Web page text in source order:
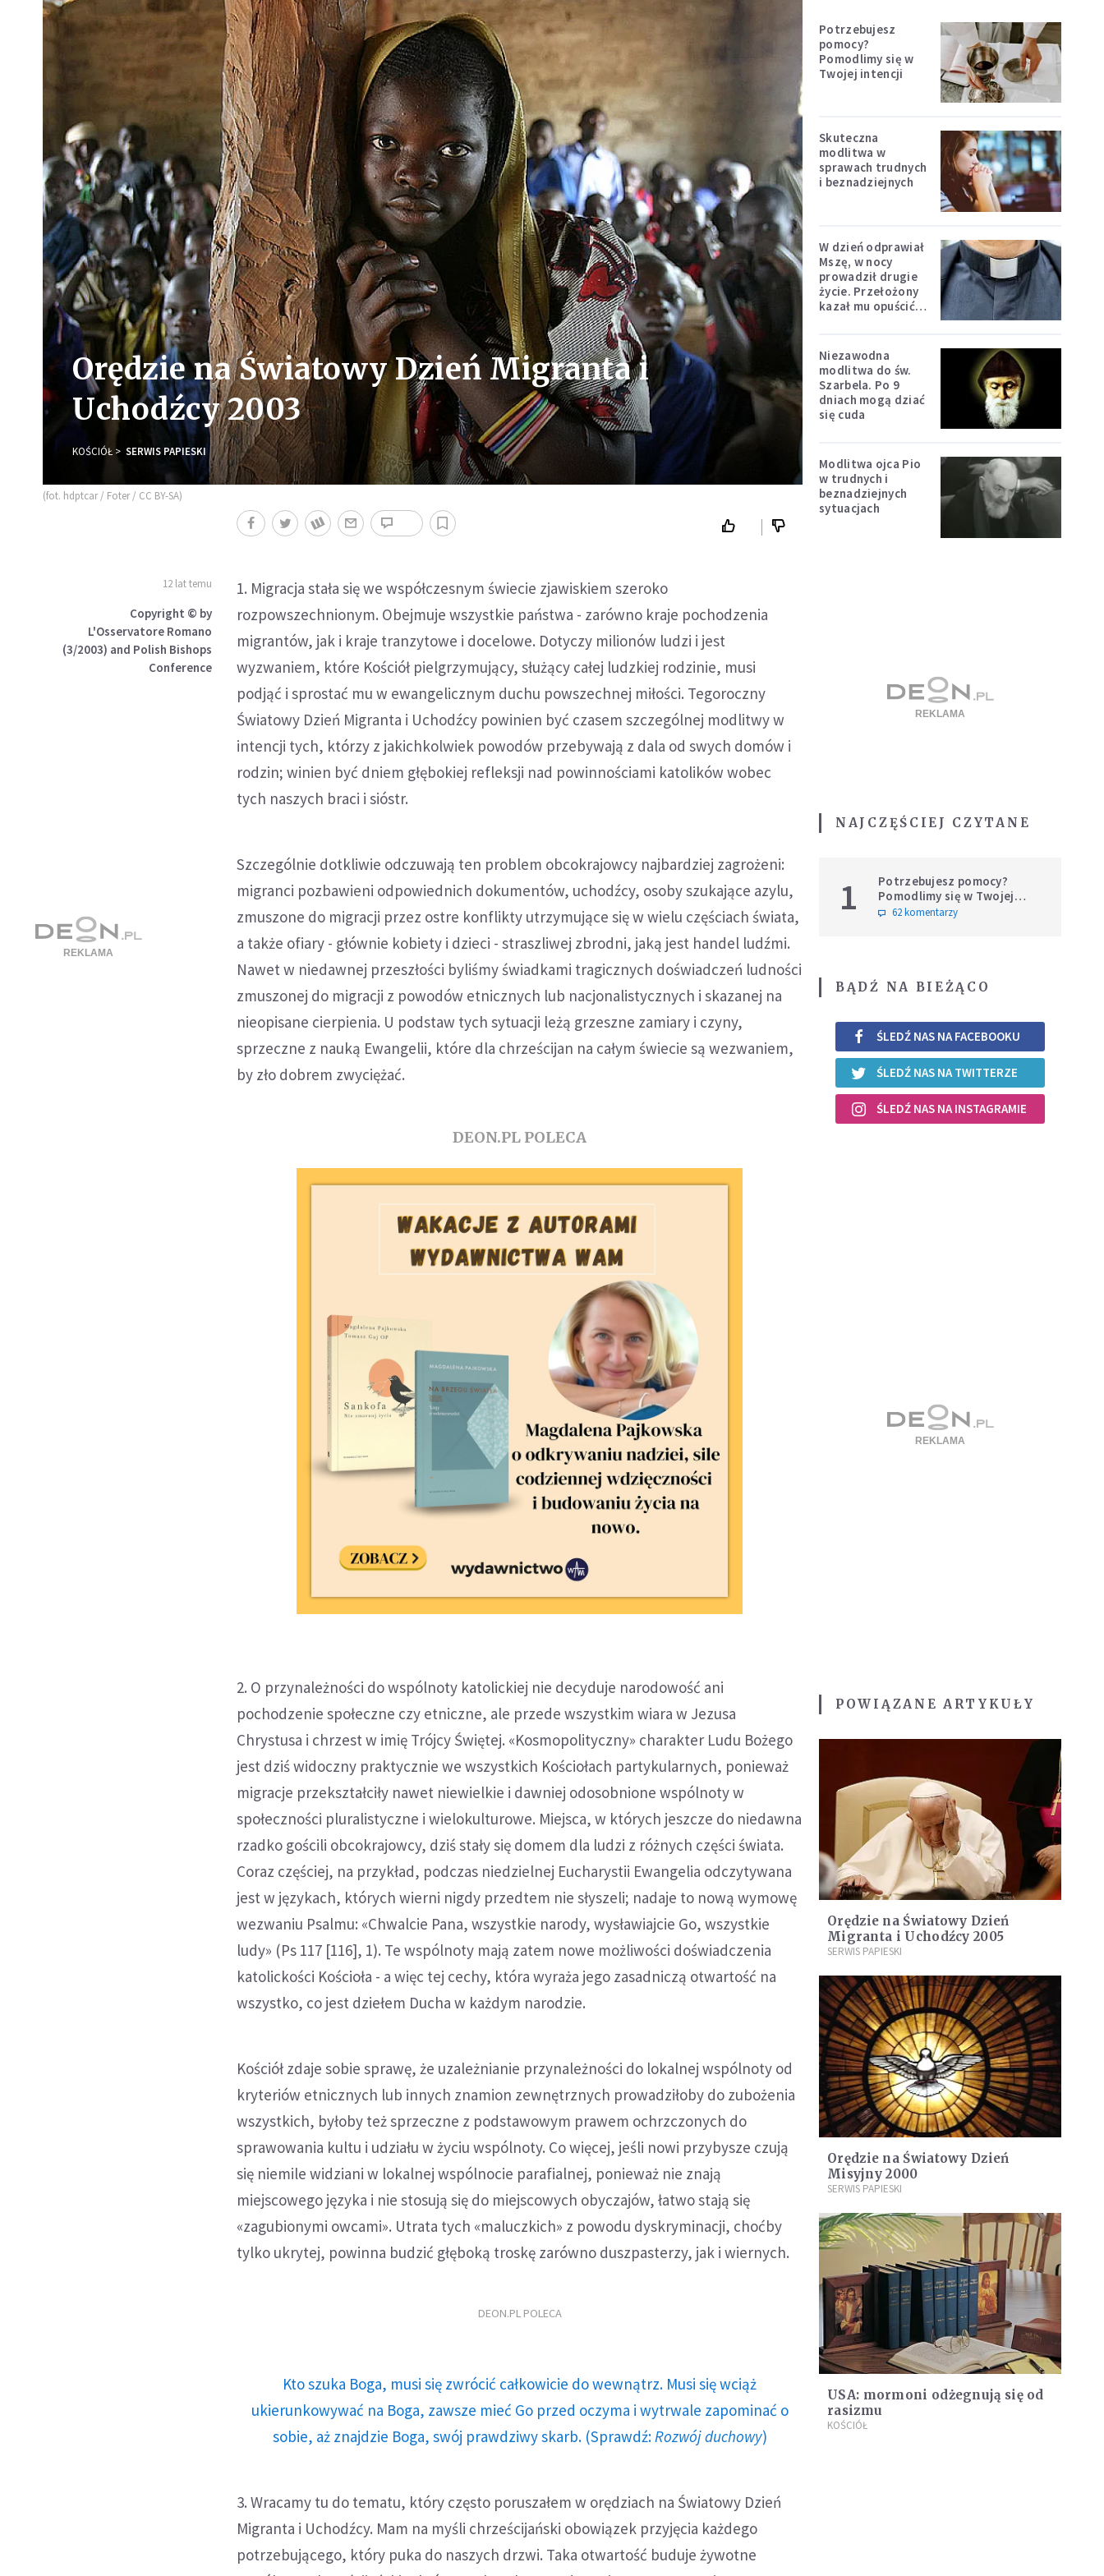
Orędzie na Światowy Dzień Migranta i
Uchodźcy 2003
KOŚCIÓŁ SERWIS PAPIESKI
(fot. hdptcar / Foter / CC BY-SA)
12 lat temu
Copyright © by
L'Osservatore Romano
(3/2003) and Polish Bishops
Conference
1. Migracja stała się we współczesnym świecie zjawiskiem szeroko
rozpowszechnionym. Obejmuje wszystkie państwa - zarówno kraje pochodzenia
migrantów, jak i kraje tranzytowe i docelowe. Dotyczy milionów ludzi i jest
wyzwaniem, które Kościół pielgrzymujący, służący całej ludzkiej rodzinie, musi
podjąć i sprostać mu w ewangelicznym duchu powszechnej miłości. Tegoroczny
Światowy Dzień Migranta i Uchodźcy powinien być czasem szczególnej modlitwy w
intencji tych, którzy z jakichkolwiek powodów przebywają z dala od swych domów i
rodzin; winien być dniem głębokiej refleksji nad powinnościami katolików wobec
tych naszych braci i sióstr.
Szczególnie dotkliwie odczuwają ten problem obcokrajowcy najbardziej zagrożeni:
migranci pozbawieni odpowiednich dokumentów, uchodźcy, osoby szukające azylu,
zmuszone do migracji przez ostre konflikty utrzymujące się w wielu częściach świata,
a także ofiary - głównie kobiety i dzieci - straszliwej zbrodni, jaką jest handel ludźmi.
Nawet w niedawnej przeszłości byliśmy świadkami tragicznych doświadczeń ludności
zmuszonej do migracji z powodów etnicznych lub nacjonalistycznych i skazanej na
nieopisane cierpienia. U podstaw tych sytuacji leżą grzeszne zamiary i czyny,
sprzeczne z nauką Ewangelii, które dla chrześcijan na całym świecie są wezwaniem,
by zło dobrem zwyciężać.
DEON.PL POLECA
2. O przynależności do wspólnoty katolickiej nie decyduje narodowość ani
pochodzenie społeczne czy etniczne, ale przede wszystkim wiara w Jezusa
Chrystusa i chrzest w imię Trójcy Świętej. «Kosmopolityczny» charakter Ludu Bożego
jest dziś widoczny praktycznie we wszystkich Kościołach partykularnych, ponieważ
migracje przekształciły nawet niewielkie i dawniej odosobnione wspólnoty w
społeczności pluralistyczne i wielokulturowe. Miejsca, w których jeszcze do niedawna
rzadko gościli obcokrajowcy, dziś stały się domem dla ludzi z różnych części świata.
Coraz częściej, na przykład, podczas niedzielnej Eucharystii Ewangelia odczytywana
jest w językach, których wierni nigdy przedtem nie słyszeli; nadaje to nową wymowę
wezwaniu Psalmu: «Chwalcie Pana, wszystkie narody, wysławiajcie Go, wszystkie
ludy» (Ps 117 [116], 1). Te wspólnoty mają zatem nowe możliwości doświadczenia
katolickości Kościoła - a więc tej cechy, która wyraża jego zasadniczą otwartość na
wszystko, co jest dziełem Ducha w każdym narodzie.
Kościół zdaje sobie sprawę, że uzależnianie przynależności do lokalnej wspólnoty od
kryteriów etnicznych lub innych znamion zewnętrznych prowadziłoby do zubożenia
wszystkich, byłoby też sprzeczne z podstawowym prawem ochrzczonych do
sprawowania kultu i udziału w życiu wspólnoty. Co więcej, jeśli nowi przybysze czują
się niemile widziani w lokalnej wspólnocie parafialnej, ponieważ nie znają
miejscowego języka i nie stosują się do miejscowych obyczajów, łatwo stają się
«zagubionymi owcami». Utrata tych «maluczkich» z powodu dyskryminacji, choćby
tylko ukrytej, powinna budzić głęboką troskę zarówno duszpasterzy, jak i wiernych.
DEON.PL POLECA
Kto szuka Boga, musi się zwrócić całkowicie do wewnątrz. Musi się wciąż
ukierunkowywać na Boga, zawsze mieć Go przed oczyma i wytrwale zapominać o
sobie, aż znajdzie Boga, swój prawdziwy skarb. (Sprawdź: Rozwój duchowy)
3. Wracamy tu do tematu, który często poruszałem w orędziach na Światowy Dzień
Migranta i Uchodźcy. Mam na myśli chrześcijański obowiązek przyjęcia każdego
potrzebującego, który puka do naszych drzwi. Taka otwartość buduje żywotne
Potrzebujesz
pomocy?
Pomodlimy się w
Twojej intencji
Skuteczna
modlitwa w
sprawach trudnych
i beznadziejnych
W dzień odprawiał
Mszę, w nocy
prowadził drugie
życie. Przełożony
kazał mu opuścić
Niezawodna
modlitwa do św.
Szarbela. Po 9
dniach mogą dziać
się cuda
Modlitwa ojca Pio
w trudnych i
beznadziejnych
sytuacjach
NAJCZĘŚCIEJ CZYTANE
1
Potrzebujesz pomocy?
Pomodlimy się w Twojej
intencji
62 komentarzy
BĄDŹ NA BIEŻĄCO
ŚLEDŹ NAS NA FACEBOOKU
ŚLEDŹ NAS NA TWITTERZE
ŚLEDŹ NAS NA INSTAGRAMIE
POWIĄZANE ARTYKUŁY
Orędzie na Światowy Dzień
Migranta i Uchodźcy 2005
SERWIS PAPIESKI
Orędzie na Światowy Dzień
Misyjny 2000
SERWIS PAPIESKI
USA: mormoni odżegnują się od
rasizmu
KOŚCIÓŁ